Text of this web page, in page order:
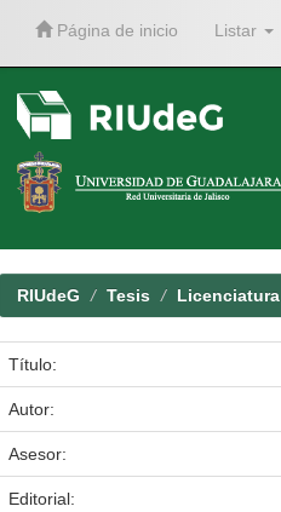
Página de inicio Listar
RIUdeG Tesis Licenciatura
Título:
Autor:
Asesor:
Editorial: